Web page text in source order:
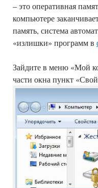
– это оперативная
компьютере
память, система
«излишки» программ в
Зайдите в меню «Мой
части окна пункт